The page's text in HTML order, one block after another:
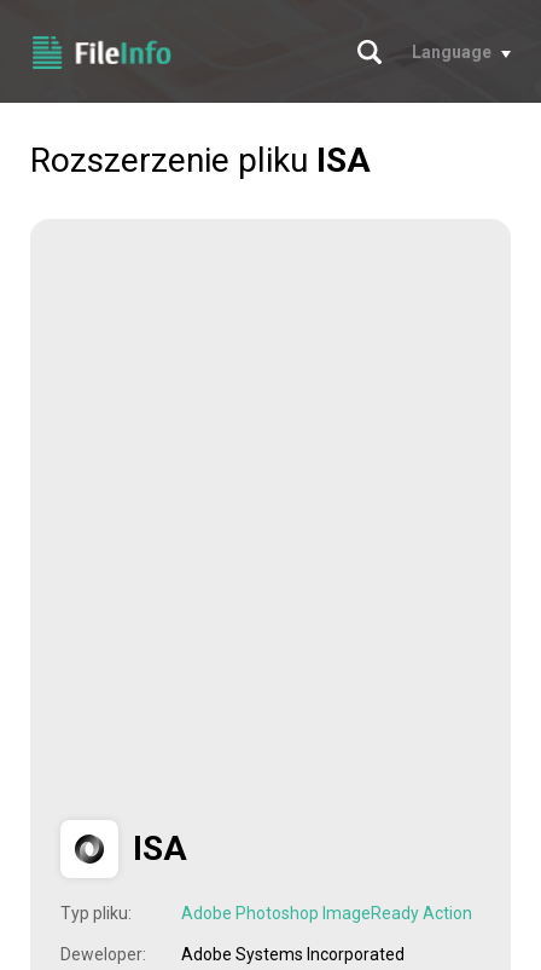
Szukaj
Language
Rozszerzenie pliku ISA
ISA
Typ pliku: Adobe Photoshop ImageReady Action
Deweloper: Adobe Systems Incorporated